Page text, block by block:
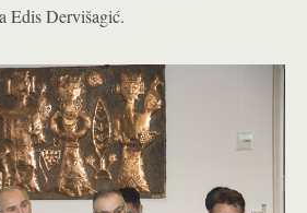
Edis Dervišagić.